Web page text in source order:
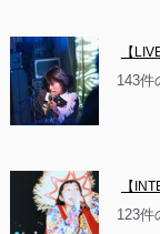
【
143件
【
123件